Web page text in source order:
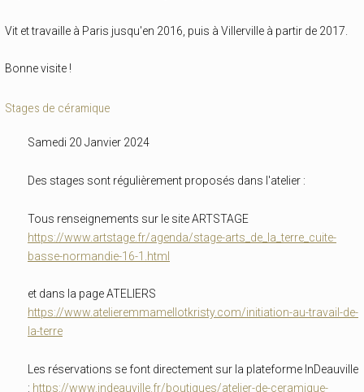
Vit et travaille à Paris jusqu'en 2016, puis à Villerville à partir de 2017.
Bonne visite !
Stages de céramique
Samedi 20 Janvier 2024
Des stages sont régulièrement proposés dans l'atelier :
Tous renseignements sur le site ARTSTAGE
https://www.artstage.fr/agenda/stage-arts_de_la_terre_cuite-
basse-normandie-16-1.html
et dans la page ATELIERS
https://www.atelieremmamellotkristy.com/initiation-au-travail-de-
la-terre
Les réservations se font directement sur la plateforme InDeauville
: https://www.indeauville.fr/boutiques/atelier-de-ceramique-